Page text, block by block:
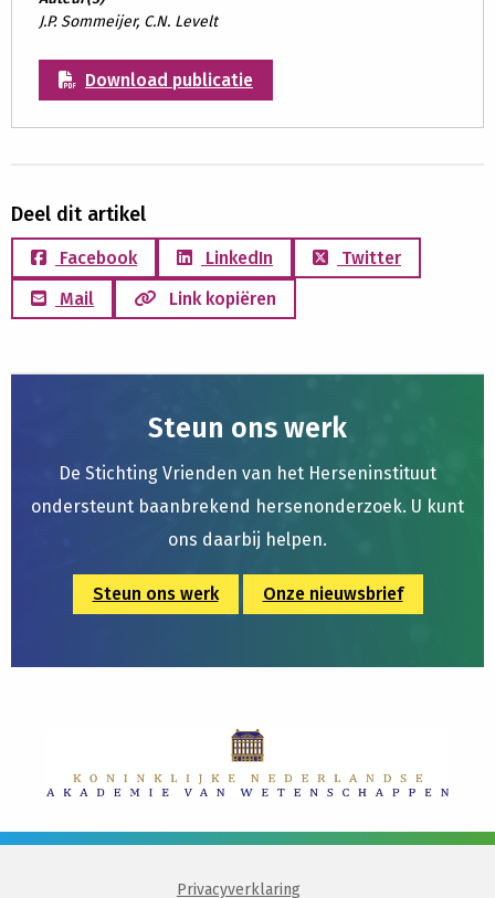
J.P. Sommeijer, C.N. Levelt
Download publicatie
Deel dit artikel
Facebook LinkedIn
Twitter
Mail
Link kopiëren
Steun ons werk
De Stichting Vrienden van het Herseninstituut
ondersteunt baanbrekend hersenonderzoek. U kunt
ons daarbij helpen.
Steun ons werk Onze nieuwsbrief
Privacyverklaring